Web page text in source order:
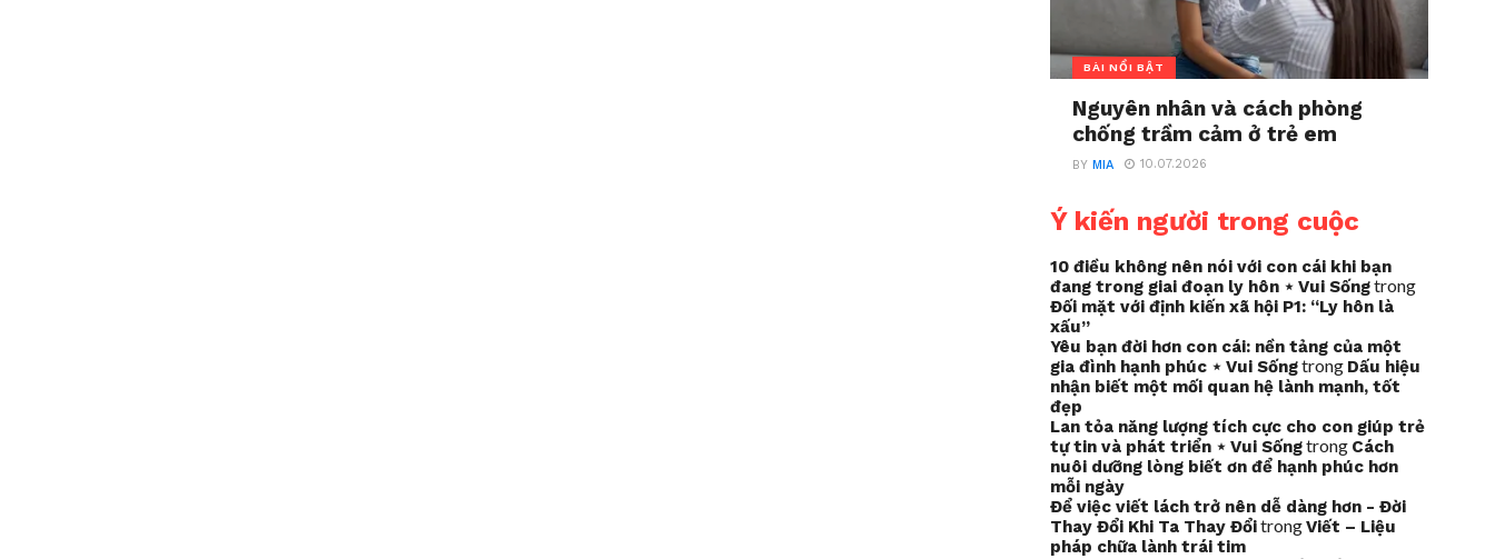
BÀI NỔI BẬT
Nguyên nhân và cách phòng
chống trầm cảm ở trẻ em
BYMIA 10.07.2026
Ý kiến người trong cuộc
10 điều không nên nói với con cái khi bạn
đang trong giai đoạn ly hôn ⋆ Vui Sốngtrong
Đối mặt với định kiến xã hội P1: “Ly hôn là
xấu”
Yêu bạn đời hơn con cái: nền tảng của một
gia đình hạnh phúc ⋆ Vui Sốngtrong Dấu hiệu
nhận biết một mối quan hệ lành mạnh, tốt
đẹp
Lan tỏa năng lượng tích cực cho con giúp trẻ
tự tin và phát triển ⋆ Vui Sốngtrong Cách
nuôi dưỡng lòng biết ơn để hạnh phúc hơn
mỗi ngày
Để việc viết lách trở nên dễ dàng hơn - Đời
Thay Đổi Khi Ta Thay ĐổitrongViết – Liệu
pháp chữa lành trái tim